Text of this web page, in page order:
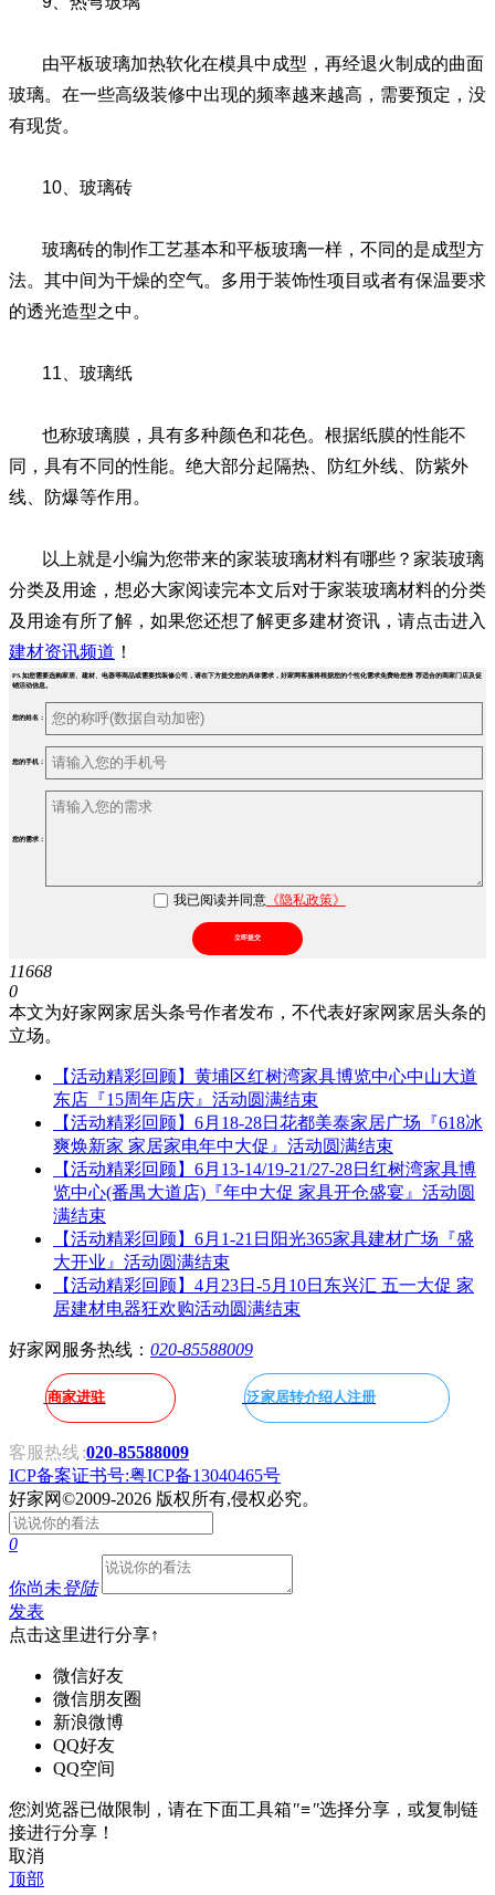
由平板玻璃加热软化在模具中成型，再经退火制成的曲面
玻璃。在一些高级装修中出现的频率越来越高，需要预定，没
有现货。
10、玻璃砖
玻璃砖的制作工艺基本和平板玻璃一样，不同的是成型方
法。其中间为干燥的空气。多用于装饰性项目或者有保温要求
的透光造型之中。
11、玻璃纸
也称玻璃膜，具有多种颜色和花色。根据纸膜的性能不
同，具有不同的性能。绝大部分起隔热、防红外线、防紫外
线、防爆等作用。
以上就是小编为您带来的家装玻璃材料有哪些？家装玻璃
分类及用途，想必大家阅读完本文后对于家装玻璃材料的分类
及用途有所了解，如果您还想了解更多建材资讯，请点击进入
建材资讯频道 ！
PS.如您需要选购家居、建材、电器等商品或需要找装修公司，请在下方提交您的具体需求，好家网客服将根据您的个性化需求免费给您推 荐适合的商家门店及促
销活动信息。
您的姓名：
您的手机：
您的需求：
我已阅读并同意《隐私政策》
立即提交
11668
0
本文为好家网家居头条号作者发布，不代表好家网家居头条的
立场。
【活动精彩回顾】黄埔区红树湾家具博览中心中山大道
东店『15周年店庆』活动圆满结束
【活动精彩回顾】6月18-28日花都美泰家居广场『618冰
爽焕新家 家居家电年中大促』活动圆满结束
【活动精彩回顾】6月13-14/19-21/27-28日红树湾家具博
览中心(番禺大道店)『年中大促 家具开仓盛宴』活动圆
满结束
【活动精彩回顾】6月1-21日阳光365家具建材广场『盛
大开业』活动圆满结束
【活动精彩回顾】4月23日-5月10日东兴汇 五一大促 家
居建材电器狂欢购活动圆满结束
好家网服务热线： 020-85588009
商家进驻 泛家居转介绍人注册
客服热线 :020-85588009
ICP备案证书号:粤ICP备13040465号
好家网©2009-2026 版权所有,侵权必究。
0
你尚未登陆
发表
点击这里进行分享↑
微信好友
微信朋友圈
新浪微博
QQ好友
QQ空间
您浏览器已做限制，请在下面工具箱"≡"选择分享，或复制链
接进行分享！
取消
顶部